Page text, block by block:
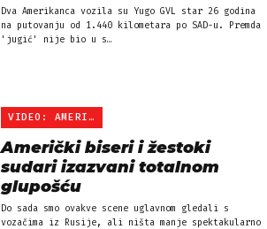
Dva Amerikanca vozila su Yugo GVL star 26 godina
na putovanju od 1.440 kilometara po SAD-u. Premda
'jugić' nije bio u s…
VIDEO: AMERIČKI SUDARI
Američki biseri i žestoki
sudari izazvani totalnom
glupošću
Do sada smo ovakve scene uglavnom gledali s
vozačima iz Rusije, ali ništa manje spektakularno